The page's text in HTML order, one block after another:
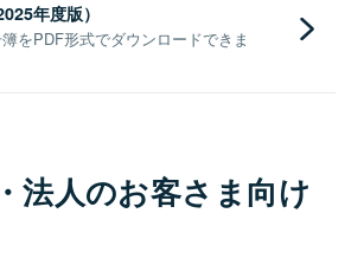
年度版）
をPDF形式でダウンロードできま
法人のお客さま向け